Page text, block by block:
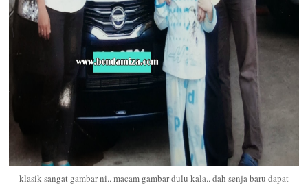
klasik sangat gambar ni.. macam gambar dulu kala.. dah senja baru dapat